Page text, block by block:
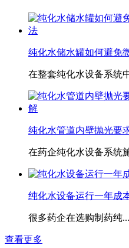
纯化水储水罐如何避免
在整套纯化水设备系统
纯化水管道内壁抛光要
在药企纯化水设备系统
纯化水设备运行一年成
很多药企在选购制药纯
查看更多